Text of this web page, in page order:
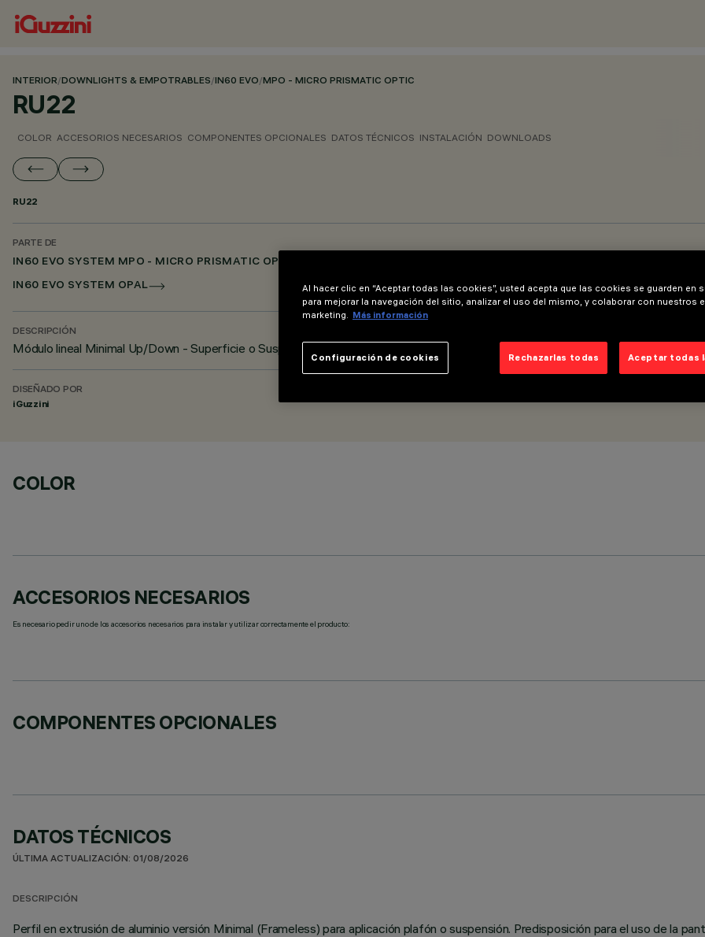
INTERIOR/DOWNLIGHTS & EMPOTRABLES/IN60 EVO/MPO - MICRO PRISMATIC OPTIC
RU22
COLOR ACCESORIOS NECESARIOS COMPONENTES OPCIONALES DATOS TÉCNICOS INSTALACIÓN DOWNLOADS
RU22
PARTE DE
IN60 EVO SYSTEM MPO - MICRO PRISMATIC OPTIC
IN60 EVO SYSTEM OPAL
DESCRIPCIÓN
Módulo lineal Minimal Up/Down - Superficie o Suspensión - para 2 módulos con sensor y pantalla Ópalo o MPO - L=2584
DISEÑADO POR
iGuzzini
COLOR
ACCESORIOS NECESARIOS
Es necesario pedir uno de los accesorios necesarios para instalar y utilizar correctamente el producto:
COMPONENTES OPCIONALES
DATOS TÉCNICOS
ÚLTIMA ACTUALIZACIÓN: 01/08/2026
DESCRIPCIÓN
Perfil en extrusión de aluminio versión Minimal (Frameless) para aplicación plafón o suspensión. Predisposición para el uso de la
Al hacer clic en “Aceptar todas las cookies”, usted acepta que las cookies se guarden en
para mejorar la navegación del sitio, analizar el uso del mismo, y colaborar con nuestros
marketing.
Más información
Rechazarlas todas Aceptar todas
Configuración de cookies